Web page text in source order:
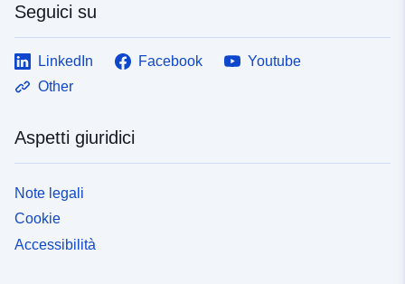
Seguici su
LinkedIn Facebook
Youtube
Other
Aspetti giuridici
Note legali
Cookie
Accessibilità